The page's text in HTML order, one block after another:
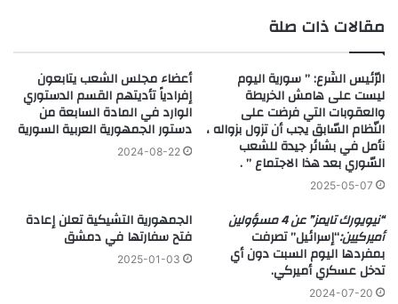
مقالات ذات صلة
الرّئيس الشّرع: ” سورية اليوم
ليست على هامش الخريطة
والعقوبات التي فرضت على
النّظام السّابق يجب أن تزول بزواله ،
نأمل في بشائر جيدة للشعب
السّوري بعد هذا الاجتماع ” .
2025-05-07
أعضاء مجلس الشعب يتابعون
إفرادياً تأديتهم القسم الدستوري
الوارد في المادة السابعة من
‏دستور الجمهورية العربية السورية‏
2024-08-22
“نيويورك تايمز” عن 4 مسؤولين
أميركيين:“إسرائيل” تصرفت
بمفردها اليوم السبت دون أي
تدخل عسكري أميركي.
2024-07-20
الجمهورية التشيكية تعلن إعادة
فتح سفارتها في دمشق
2025-01-03